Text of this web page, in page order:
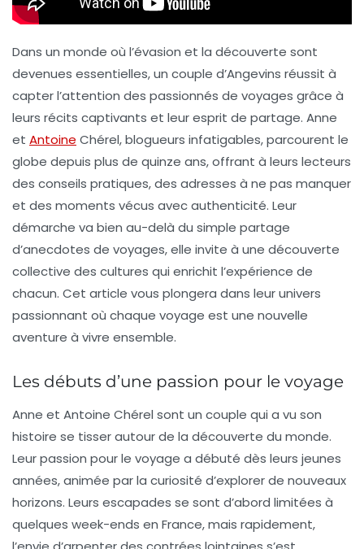
Dans un monde où l’évasion et la découverte sont
devenues essentielles, un couple d’Angevins réussit à
capter l’attention des passionnés de voyages grâce à
leurs récits captivants et leuresprit de partage. Anne
et Antoine Chérel, blogueurs infatigables, parcourent le
globe depuis plus de quinze ans, offrant à leurs lecteurs
des conseils pratiques, des adresses à ne pas manquer
et des moments vécus avec authenticité. Leur
démarche va bien au-delà du simple partage
d’anecdotes de voyages, elle invite à une découverte
collective des cultures qui enrichit l’expérience de
chacun. Cet article vous plongera dans leur univers
passionnant où chaque voyage est une nouvelle
aventure à vivre ensemble.
Les débuts d’une passion pour le voyage
Anne et Antoine Chérel sont un couple qui a vu son
histoire se tisser autour de la découverte du monde.
Leur passion pour le voyage a débuté dès leurs jeunes
années, animée par la curiosité d’explorer de nouveaux
horizons. Leurs escapades se sont d’abord limitées à
quelques week-ends en France, mais rapidement,